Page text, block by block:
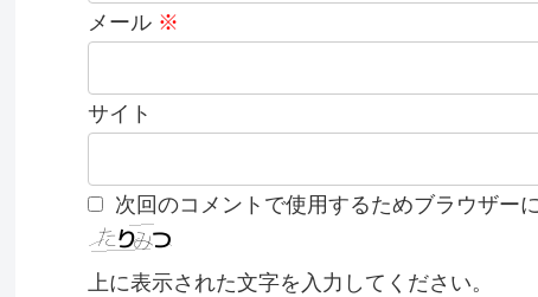
メール ※
サイト
次回のコメントで使用するためブラウザー
上に表示された文字を入力してください。